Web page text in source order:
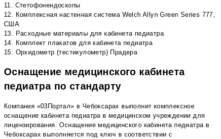
11. Стетофонендоскопы
12. Комплексная настенная система Welch Allyn Green Series 777,
США
13. Расходные материалы для кабинета педиатра
14. Комплект плакатов для кабинета педиатра
15. Орхидометр (тестикулометр) Прадера
Оснащение медицинского кабинета
педиатра по стандарту
Компания «03Портал» в Чебоксарах выполнит комплексное
оснащение кабинета педиатра в медицинском учреждении для
лицензирования. Оснащение медицинского кабинета педиатра в
Чебоксарах выполняется под ключ в соответствии с